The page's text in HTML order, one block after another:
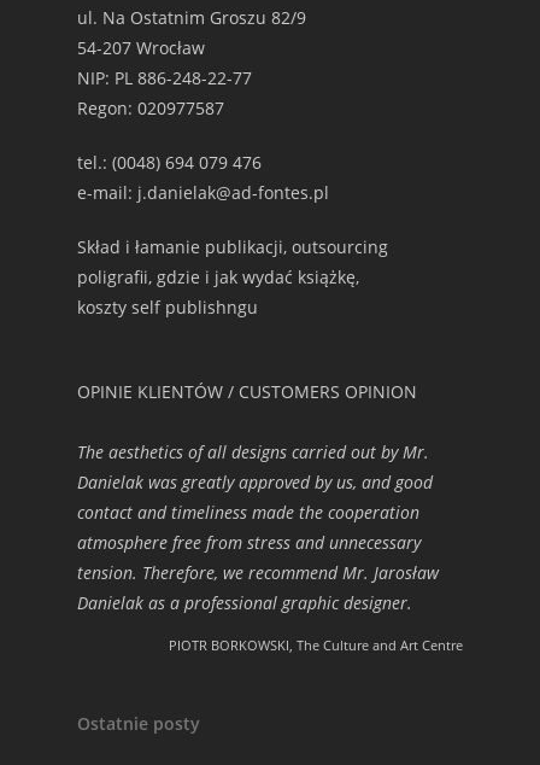
ul. Na Ostatnim Groszu 82/9
54-207 Wrocław
NIP: PL 886-248-22-77
Regon: 020977587
tel.: (0048) 694 079 476
e-mail: j.danielak@ad-fontes.pl
Skład i łamanie publikacji, outsourcing
poligrafii, gdzie i jak wydać książkę,
koszty self publishngu
OPINIE KLIENTÓW / CUSTOMERS OPINION
The aesthetics of all designs carried out by Mr.
Danielak was greatly approved by us, and good
contact and timeliness made the cooperation
atmosphere free from stress and unnecessary
tension. Therefore, we recommend Mr. Jarosław
Danielak as a professional graphic designer.
PIOTR BORKOWSKI, The Culture and Art Centre
Ostatnie posty